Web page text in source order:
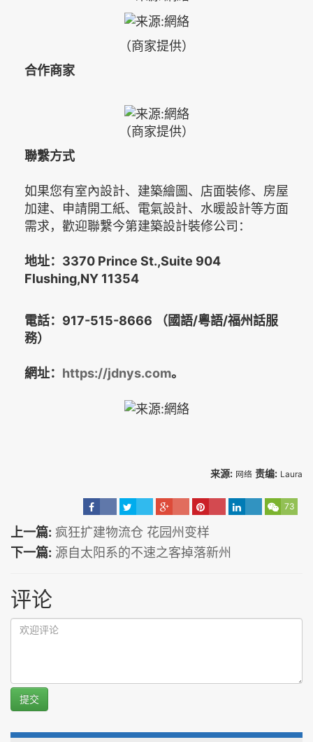
（商家提供）
合作商家
（商家提供）
聯繫方式
如果您有室內設計、建築繪圖、店面裝修、房屋
加建、申請開工紙、電氣設計、水暖設計等方面
需求，歡迎聯繫今第建築設計裝修公司：
地址：3370 Prince St.,Suite 904
Flushing,NY 11354
電話：917-515-8666
（國語/粵語/福州話服
務）
網址： https://jdnys.com。
来源: 网络 责编: Laura
73
上一篇: 疯狂扩建物流仓 花园州变样
下一篇: 源自太阳系的不速之客掉落新州
评论
提交